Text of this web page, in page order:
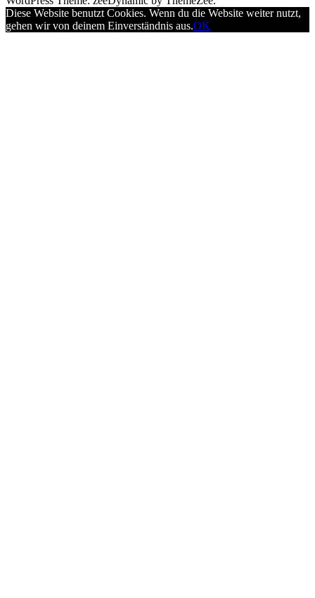
Diese Website benutzt Cookies. Wenn du die Website weiter nutzt,
gehen wir von deinem Einverständnis aus.OK